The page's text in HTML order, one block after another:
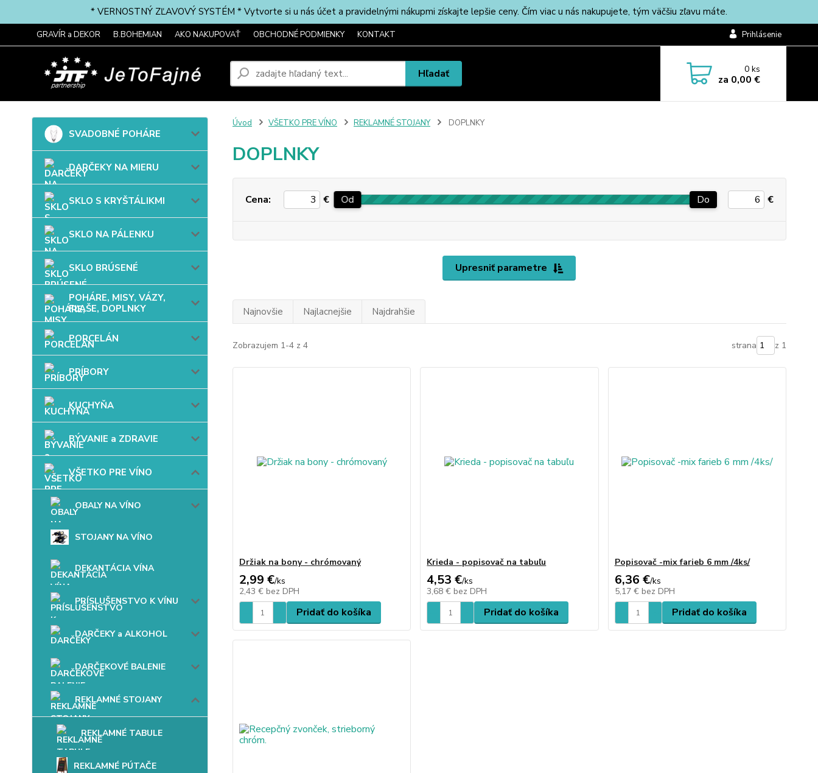
* VERNOSTNÝ ZĽAVOVÝ SYSTÉM * Vytvorte si u nás účet a pravidelnými nákupmi získajte lepšie ceny. Čím viac u nás nakupujete, tým väčšiu zľavu máte.
GRAVÍR a DEKOR B.BOHEMIAN AKO NAKUPOVAŤ OBCHODNÉ PODMIENKY KONTAKT Prihlásenie
Hľadať 0ks
za 0,00 €
SVADOBNÉ POHÁRE
DARČEKY NA MIERU
SKLO S KRYŠTÁLIKMI
SKLO NA PÁLENKU
SKLO BRÚSENÉ
POHÁRE, MISY, VÁZY,
FĽAŠE, DOPLNKY
PORCELÁN
PRÍBORY
KUCHYŇA
BÝVANIE a ZDRAVIE
VŠETKO PRE VÍNO
OBALY NA VÍNO
STOJANY NA VÍNO
DEKANTÁCIA VÍNA
PRÍSLUŠENSTVO K VÍNU
DARČEKY a ALKOHOL
DARČEKOVÉ BALENIE
REKLAMNÉ STOJANY
REKLAMNÉ TABULE
REKLAMNÉ PÚTAČE
Úvod VŠETKO PRE VÍNO REKLAMNÉ STOJANY DOPLNKY
DOPLNKY
Upresniť parametre
Cena: € Od Do €
Najnovšie Najlacnejšie Najdrahšie
Zobrazujem 1-4 z 4 strana z 1
Držiak na bony - chrómovaný
2,99 €/ks
2,43 € bez DPH
Pridať do košíka
Krieda - popisovač na tabuľu
4,53 €/ks
3,68 € bez DPH
Pridať do košíka
Popisovač -mix farieb 6 mm /4ks/
6,36 €/ks
5,17 € bez DPH
Pridať do košíka